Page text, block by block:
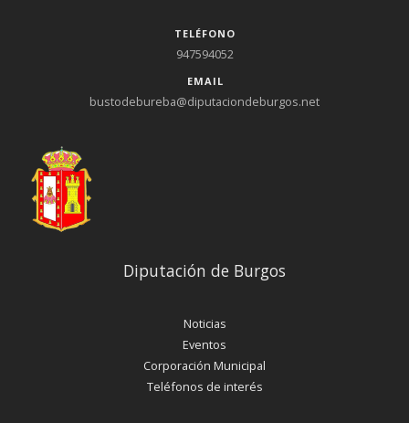
TELÉFONO
947594052
EMAIL
bustodebureba@diputaciondeburgos.net
Diputación de Burgos
Noticias
Eventos
Corporación Municipal
Teléfonos de interés